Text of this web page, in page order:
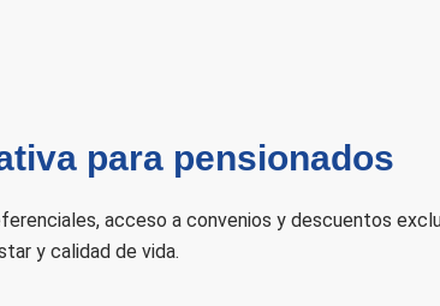
para pensionados
acceso a convenios y descuentos
y calidad de vida.